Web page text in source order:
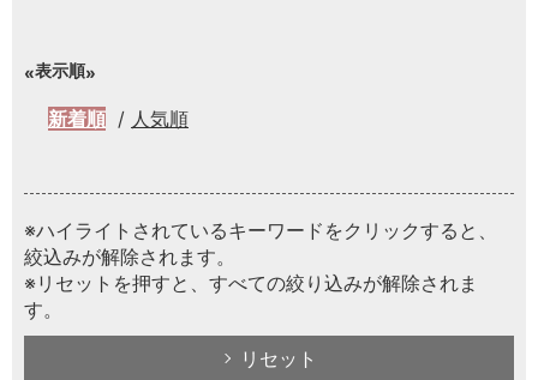
表示順
新着順 人気順
※ハイライトされているキーワードをクリックすると、
絞込みが解除されます。
※リセットを押すと、すべての絞り込みが解除されま
す。
リセット